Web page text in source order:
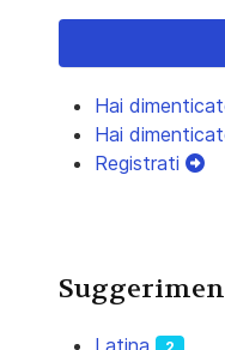
Hai
Hai
Registrati